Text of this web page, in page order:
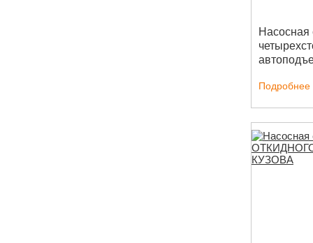
Насосная
Подробнее